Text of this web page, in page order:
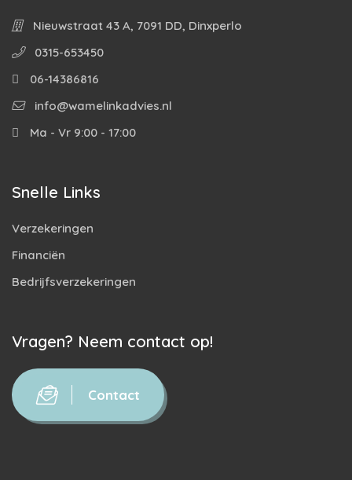
Nieuwstraat 43 A, 7091 DD, Dinxperlo
0315-653450
06-14386816
info@wamelinkadvies.nl
Ma - Vr 9:00 - 17:00
Snelle Links
Verzekeringen
Financiën
Bedrijfsverzekeringen
Vragen? Neem contact op!
Contact